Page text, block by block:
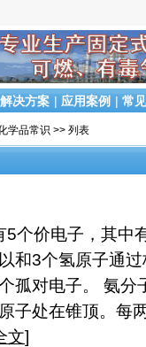
解决方案 | 应用案例 | 常
学品常识 >> 列表
个价电子，其中
和3个氢原子通
孤对电子。 氨分
子处在锥顶。每
文]